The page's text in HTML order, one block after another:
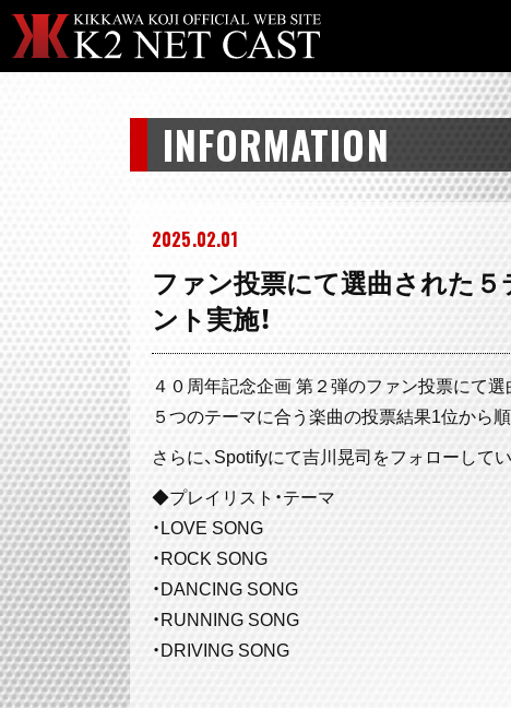
INFORMATION
2025 02 01
ファン投票にて選曲された
ント実施！
４０周年記念企画 第２弾のファン投票にて選
５つのテーマに合う楽曲の投票結果1位から
さらに、Spotifyにて吉川晃司をフォローして
◆プレイリスト・テーマ
・LOVE SONG
・ROCK SONG
・DANCING SONG
・RUNNING SONG
・DRIVING SONG